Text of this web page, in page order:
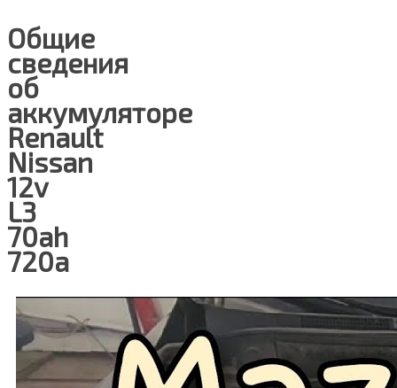
Общие
сведения
об
аккумуляторе
Renault
Nissan
12v
L3
70ah
720a